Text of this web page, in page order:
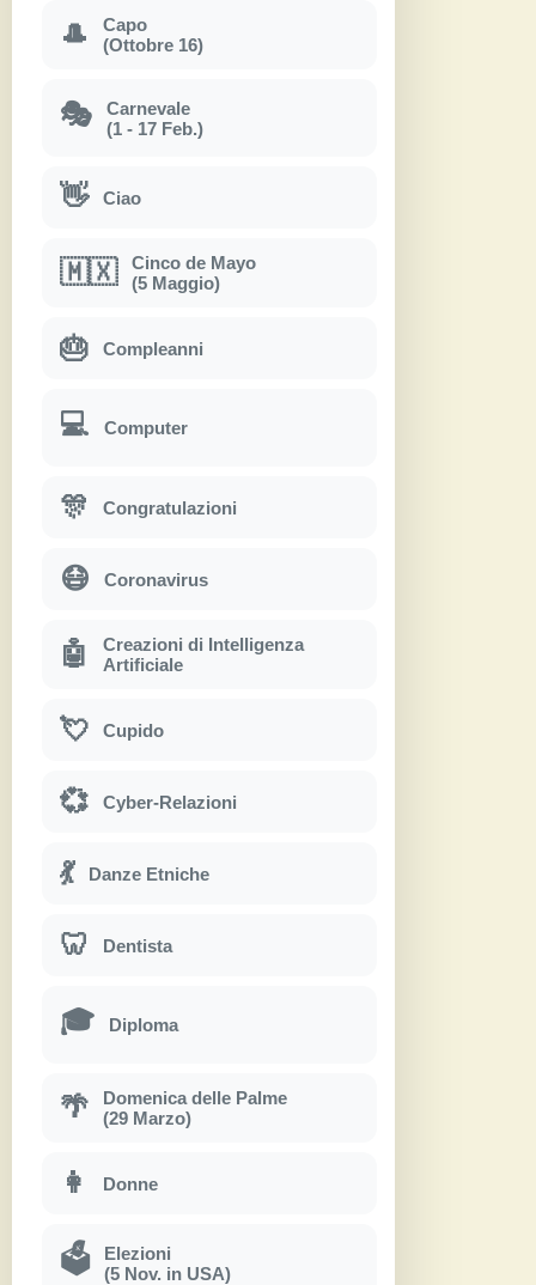
🎩
Capo
(Ottobre 16)
🎭
Carnevale
(1 - 17 Feb.)
👋 Ciao
🇲🇽
Cinco de Mayo
(5 Maggio)
🎂 Compleanni
💻 Computer
🎊 Congratulazioni
😷 Coronavirus
🤖
Creazioni di Intelligenza
Artificiale
💘 Cupido
💞 Cyber-Relazioni
💃 Danze Etniche
🦷 Dentista
🎓 Diploma
🌴
Domenica delle Palme
(29 Marzo)
👩 Donne
🗳
Elezioni
(5 Nov. in USA)